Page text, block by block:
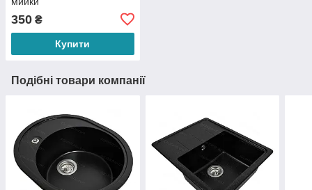
350 ₴
Купити
Подібні товари компанії